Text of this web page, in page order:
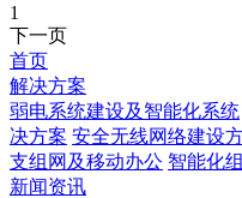
1
下一页
首页
解决方案
弱电系统建设及智能化系统
决方案 安全无线网络建设
支组网及移动办公 智能化
新闻资讯